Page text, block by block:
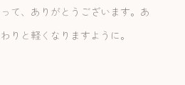
て、ありがとうございます。あ
りと軽くなりますように。